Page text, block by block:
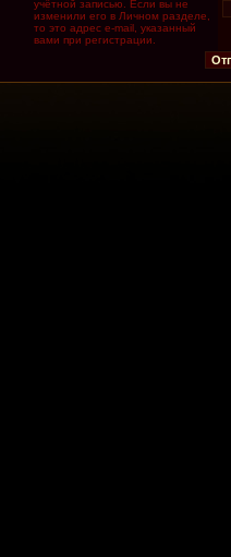
учётной записью. Если вы не
изменили его в Личном разделе,
то это адрес e-mail, указанный
вами при регистрации.